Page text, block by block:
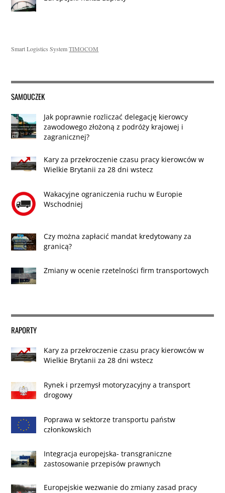
Smart Logistics SystemTIMOCOM
SAMOUCZEK
Jak poprawnie rozliczać delegację kierowcy
zawodowego złożoną z podróży krajowej i
zagranicznej?
Kary za przekroczenie czasu pracy kierowców w
Wielkie Brytanii za 28 dni wstecz
Wakacyjne ograniczenia ruchu w Europie
Wschodniej
Czy można zapłacić mandat kredytowany za
granicą?
Zmiany w ocenie rzetelności firm transportowych
RAPORTY
Kary za przekroczenie czasu pracy kierowców w
Wielkie Brytanii za 28 dni wstecz
Rynek i przemysł motoryzacyjny a transport
drogowy
Poprawa w sektorze transportu państw
członkowskich
Integracja europejska- transgraniczne
zastosowanie przepisów prawnych
Europejskie wezwanie do zmiany zasad pracy